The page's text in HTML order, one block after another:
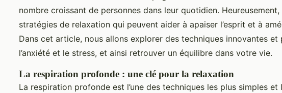
nombre croissant de personnes dans leur quotidien.
stratégies de relaxation qui peuvent aider à apaiser l’esprit et à
Dans cet article, nous allons explorer des techniques innovantes
l’anxiété et le stress, et ainsi retrouver un équilibre dans votre vie.
La respiration profonde : une clé pour la relaxation
La respiration profonde est l’une des techniques les plus simples